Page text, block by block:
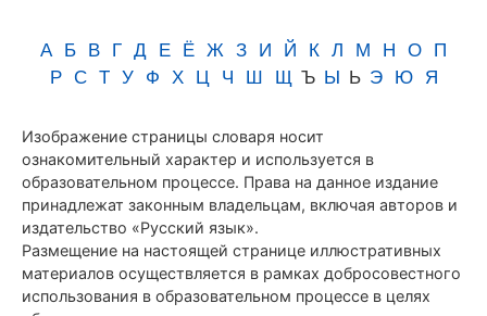
А Б В Г Д Е Ё Ж З И Й К Л М Н О П
Р С Т У Ф Х Ц Ч Ш Щ Ъ Ы Ь Э Ю Я
Изображение страницы словаря носит
ознакомительный характер и используется в
образовательном процессе. Права на данное издание
принадлежат законным владельцам, включая авторов и
издательство «Русский язык».
Размещение на настоящей странице иллюстративных
материалов осуществляется в рамках добросовестного
использования в образовательном процессе в целях